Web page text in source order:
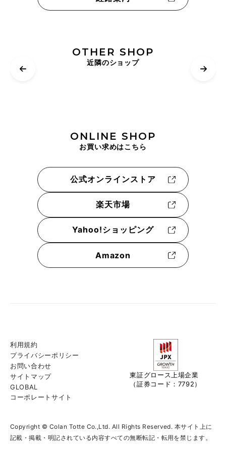
OTHER SHOP
近隣のショップ
ONLINE SHOP
お買い求めはこちら
公式オンラインストア
楽天市場
Yahoo!ショッピング
Amazon
利用規約
プライバシーポリシー
お問い合わせ
サイトマップ
GLOBAL
コーポレートサイト
東証グロース上場企業
（証券コード：7792）
Copyright © Colan Totte Co.,Ltd. All Rights Reserved. 本サイト上に
記載・掲載・明記されている内容すべての無断転記・転用を禁じます。